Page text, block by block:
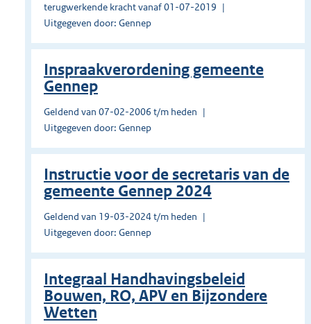
terugwerkende kracht vanaf 01-07-2019
Uitgegeven door: Gennep
Inspraakverordening gemeente
Gennep
Geldend van 07-02-2006 t/m heden
Uitgegeven door: Gennep
Instructie voor de secretaris van de
gemeente Gennep 2024
Geldend van 19-03-2024 t/m heden
Uitgegeven door: Gennep
Integraal Handhavingsbeleid
Bouwen, RO, APV en Bijzondere
Wetten